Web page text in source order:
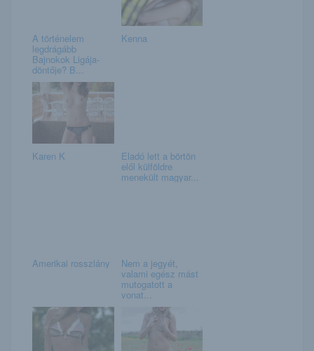
A történelem
legdrágább
Bajnokok Ligája-
döntője? B...
Kenna
Karen K Eladó lett a börtön
elől külföldre
menekült magyar...
Amerikai rosszlány Nem a jegyét,
valami egész mást
mutogatott a
vonat...